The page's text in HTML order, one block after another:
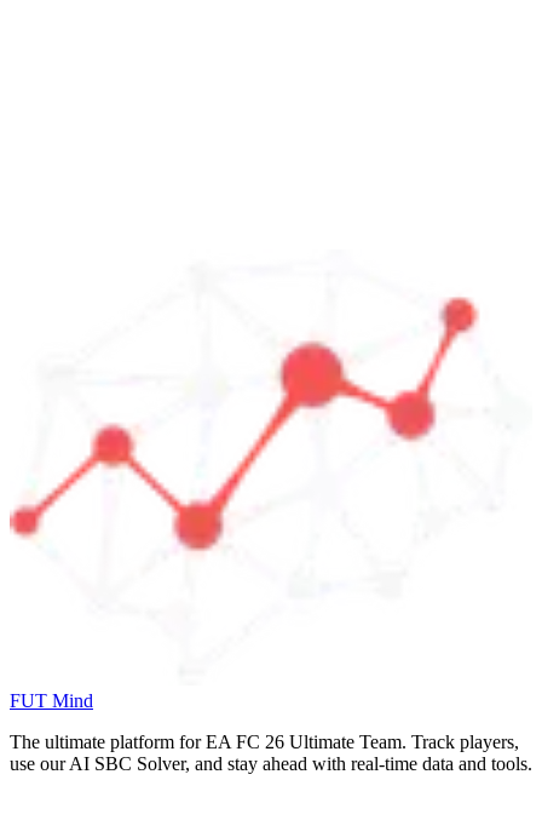
FUT Mind
The ultimate platform for EA FC 26 Ultimate Team. Track players,
use our AI SBC Solver, and stay ahead with real-time data and tools.